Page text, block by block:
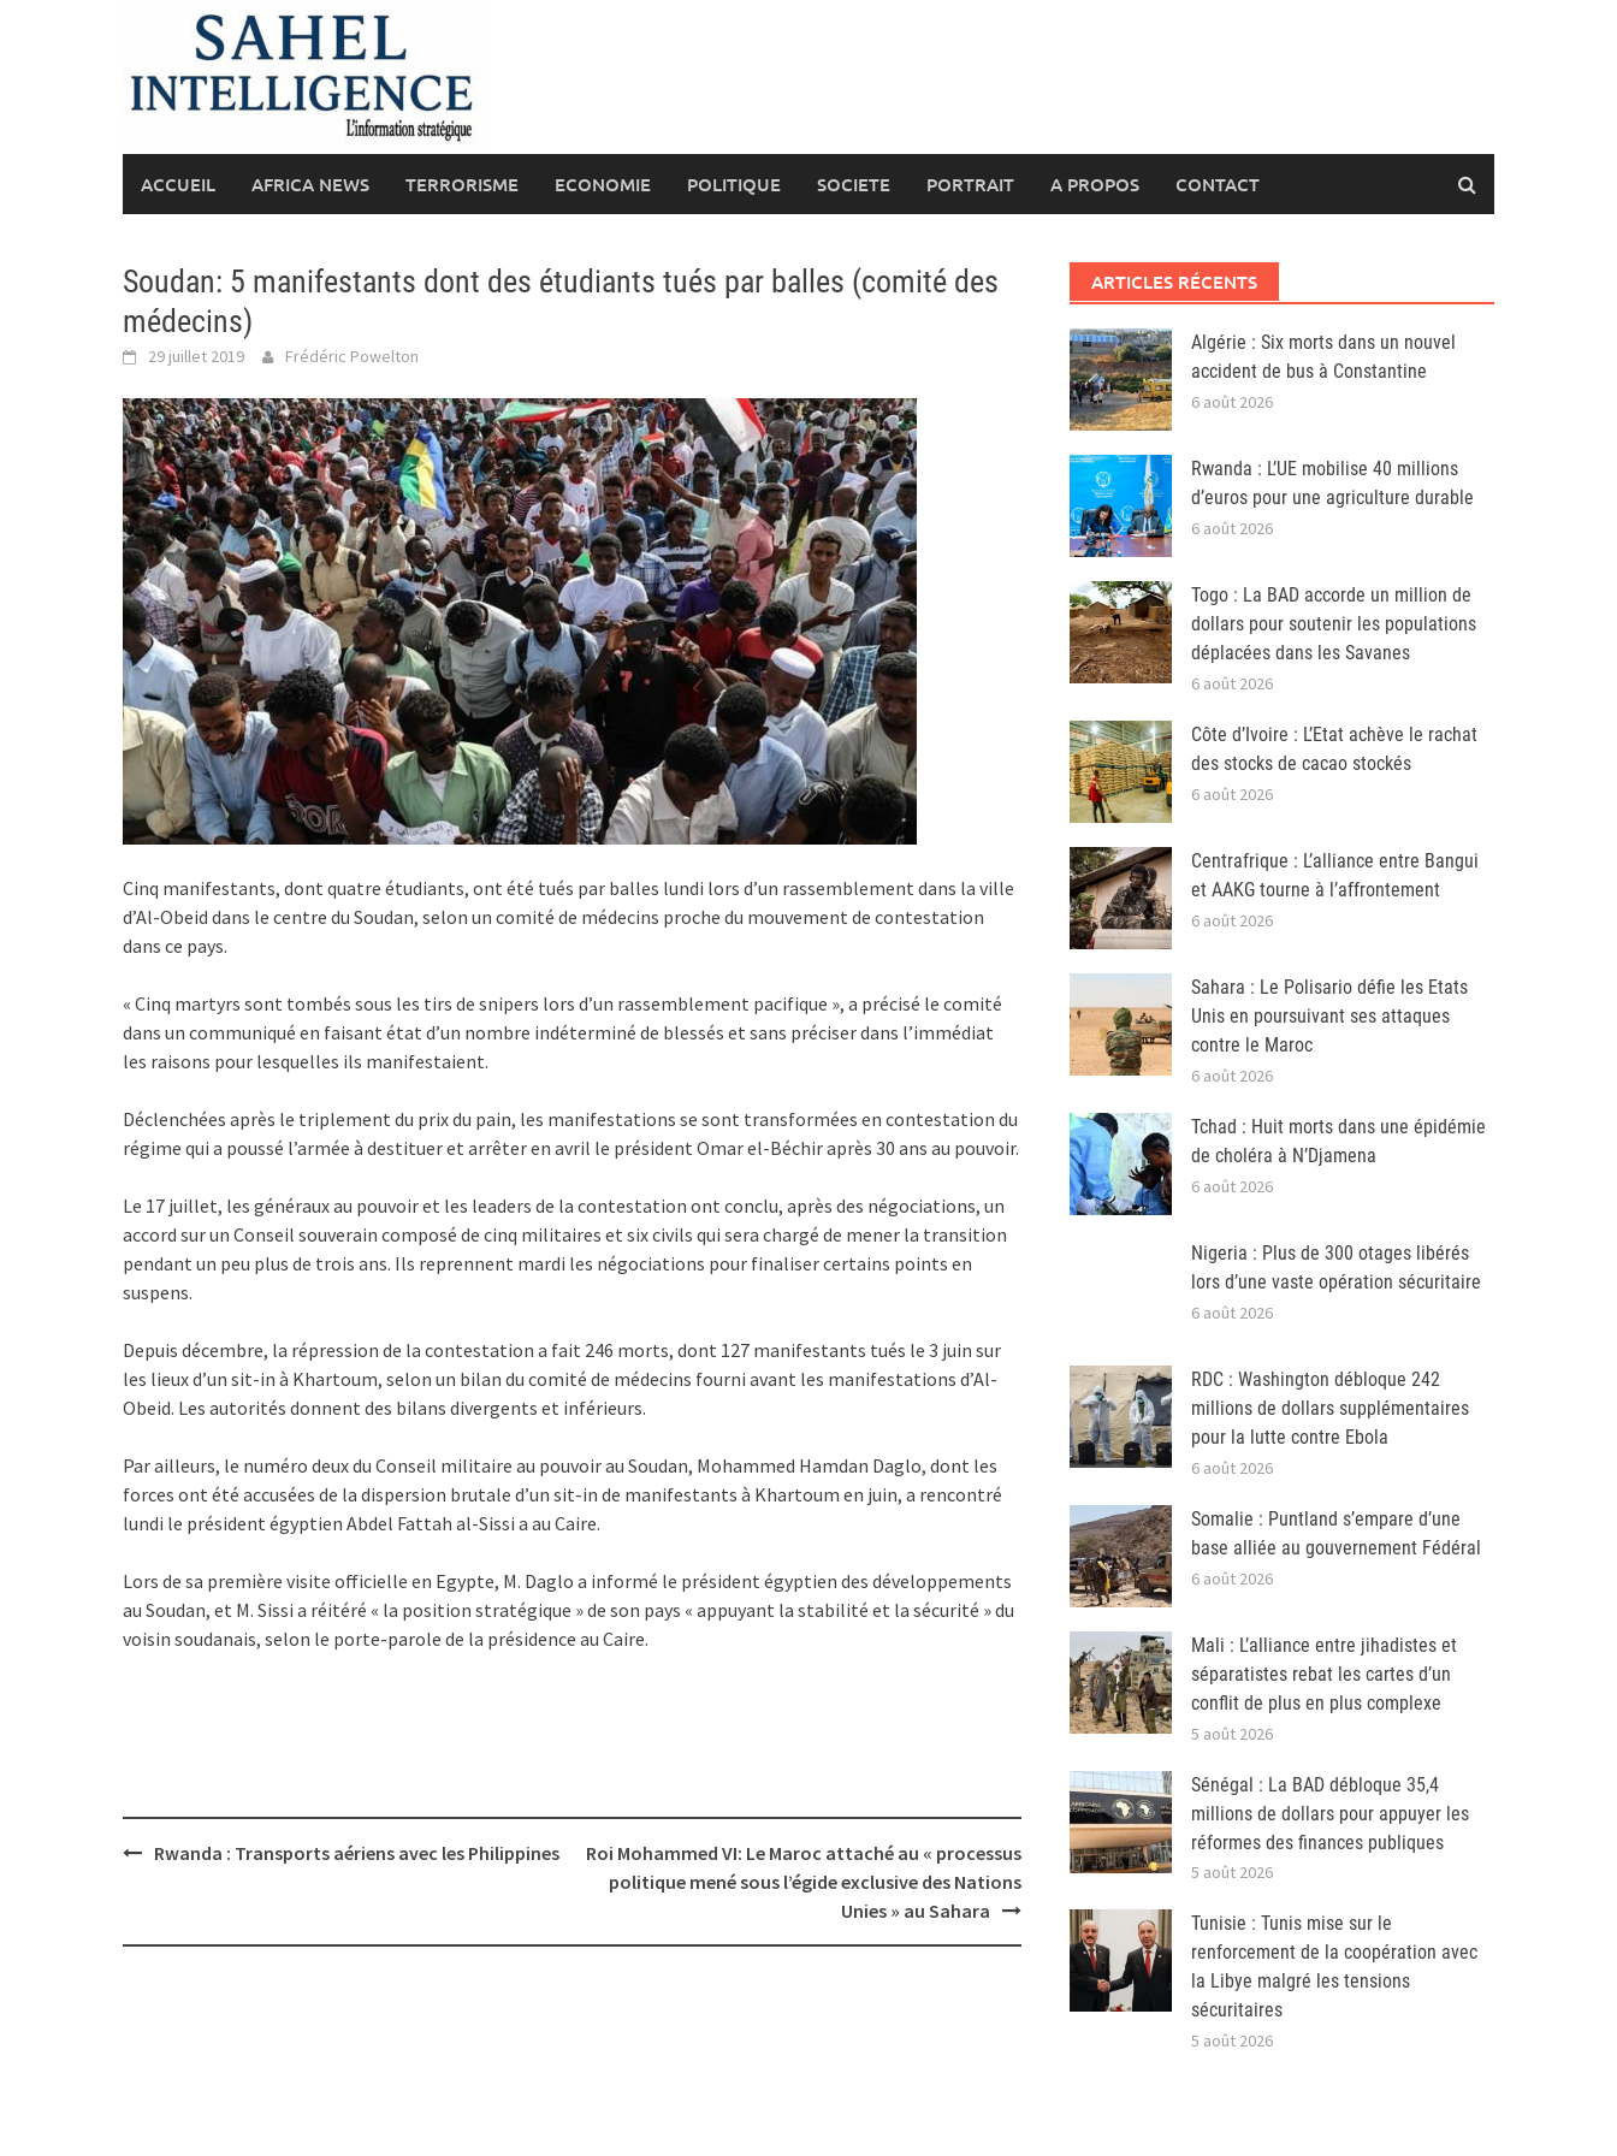
ACCUEIL AFRICA NEWS TERRORISME ECONOMIE POLITIQUE SOCIETE PORTRAIT A PROPOS CONTACT
Soudan: 5 manifestants dont des étudiants tués par balles (comité des
médecins)
29 juillet 2019 Frédéric Powelton
Cinq manifestants, dont quatre étudiants, ont été tués par balles lundi lors d’un rassemblement dans la ville
d’Al-Obeid dans le centre du Soudan, selon un comité de médecins proche du mouvement de contestation
dans ce pays.
« Cinq martyrs sont tombés sous les tirs de snipers lors d’un rassemblement pacifique », a précisé le comité
dans un communiqué en faisant état d’un nombre indéterminé de blessés et sans préciser dans l’immédiat
les raisons pour lesquelles ils manifestaient.
Déclenchées après le triplement du prix du pain, les manifestations se sont transformées en contestation du
régime qui a poussé l’armée à destituer et arrêter en avril le président Omar el-Béchir après 30 ans au pouvoir.
Le 17 juillet, les généraux au pouvoir et les leaders de la contestation ont conclu, après des négociations, un
accord sur un Conseil souverain composé de cinq militaires et six civils qui sera chargé de mener la transition
pendant un peu plus de trois ans. Ils reprennent mardi les négociations pour finaliser certains points en
suspens.
Depuis décembre, la répression de la contestation a fait 246 morts, dont 127 manifestants tués le 3 juin sur
les lieux d’un sit-in à Khartoum, selon un bilan du comité de médecins fourni avant les manifestations d’Al-
Obeid. Les autorités donnent des bilans divergents et inférieurs.
Par ailleurs, le numéro deux du Conseil militaire au pouvoir au Soudan, Mohammed Hamdan Daglo, dont les
forces ont été accusées de la dispersion brutale d’un sit-in de manifestants à Khartoum en juin, a rencontré
lundi le président égyptien Abdel Fattah al-Sissi a au Caire.
Lors de sa première visite officielle en Egypte, M. Daglo a informé le président égyptien des développements
au Soudan, et M. Sissi a réitéré « la position stratégique » de son pays « appuyant la stabilité et la sécurité » du
voisin soudanais, selon le porte-parole de la présidence au Caire.
PostRwanda : Transports aériens avec les Philippines
Roi Mohammed VI: Le Maroc attaché au « processus
politique mené sous l’égide exclusive des Nations
Unies » au Sahara
ARTICLES RÉCENTS
Algérie : Six morts dans un nouvel
accident de bus à Constantine
6 août 2026
Rwanda : L’UE mobilise 40 millions
d’euros pour une agriculture durable
6 août 2026
Togo : La BAD accorde un million de
dollars pour soutenir les populations
déplacées dans les Savanes
6 août 2026
Côte d’Ivoire : L’Etat achève le rachat
des stocks de cacao stockés
6 août 2026
Centrafrique : L’alliance entre Bangui
et AAKG tourne à l’affrontement
6 août 2026
Sahara : Le Polisario défie les Etats
Unis en poursuivant ses attaques
contre le Maroc
6 août 2026
Tchad : Huit morts dans une épidémie
de choléra à N’Djamena
6 août 2026
Nigeria : Plus de 300 otages libérés
lors d’une vaste opération sécuritaire
6 août 2026
RDC : Washington débloque 242
millions de dollars supplémentaires
pour la lutte contre Ebola
6 août 2026
Somalie : Puntland s’empare d’une
base alliée au gouvernement Fédéral
6 août 2026
Mali : L’alliance entre jihadistes et
séparatistes rebat les cartes d’un
conflit de plus en plus complexe
5 août 2026
Sénégal : La BAD débloque 35,4
millions de dollars pour appuyer les
réformes des finances publiques
5 août 2026
Tunisie : Tunis mise sur le
renforcement de la coopération avec
la Libye malgré les tensions
sécuritaires
5 août 2026